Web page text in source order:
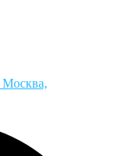
Москва,